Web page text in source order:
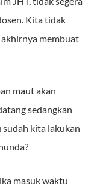
Kita tidak
membuat
maut akan
sedangkan
sudah kita lakukan
masuk waktu